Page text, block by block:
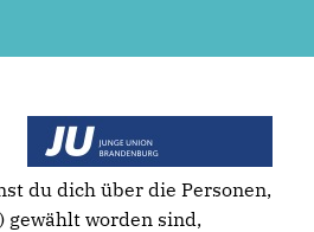
du dich über die Personen,
gewählt worden sind,